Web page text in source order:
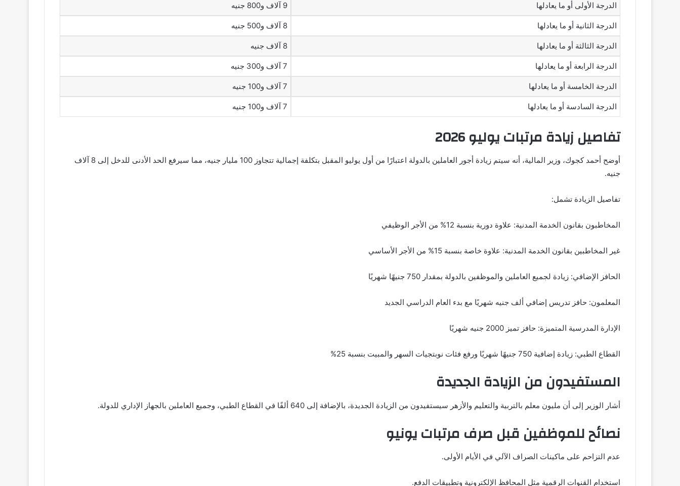
الدرجة الأولى أو ما يعادلها 9 آلاف و800 جنيه
الدرجة الثانية أو ما يعادلها 8 آلاف و500 جنيه
الدرجة الثالثة أو ما يعادلها 8 آلاف جنيه
الدرجة الرابعة أو ما يعادلها 7 آلاف و300 جنيه
الدرجة الخامسة أو ما يعادلها 7 آلاف و100 جنيه
الدرجة السادسة أو ما يعادلها 7 آلاف و100 جنيه
تفاصيل زيادة مرتبات يوليو 2026
أوضح أحمد كجوك، وزير المالية، أنه سيتم زيادة أجور العاملين بالدولة اعتبارًا من أول يوليو المقبل بتكلفة إجمالية تتجاوز 100 مليار جنيه، مما سيرفع الحد الأدنى للدخل إلى 8 آلاف
جنيه.
تفاصيل الزيادة تشمل:
المخاطبون بقانون الخدمة المدنية: علاوة دورية بنسبة 12% من الأجر الوظيفي
غير المخاطبين بقانون الخدمة المدنية: علاوة خاصة بنسبة 15% من الأجر الأساسي
الحافز الإضافي: زيادة لجميع العاملين والموظفين بالدولة بمقدار 750 جنيهًا شهريًا
المعلمون: حافز تدريس إضافي ألف جنيه شهريًا مع بدء العام الدراسي الجديد
الإدارة المدرسية المتميزة: حافز تميز 2000 جنيه شهريًا
القطاع الطبي: زيادة إضافية 750 جنيهًا شهريًا ورفع فئات نوبتجيات السهر والمبيت بنسبة 25%
المستفيدون من الزيادة الجديدة
أشار الوزير إلى أن مليون معلم بالتربية والتعليم والأزهر سيستفيدون من الزيادة الجديدة، بالإضافة إلى 640 ألفًا في القطاع الطبي، وجميع العاملين بالجهاز الإداري للدولة.
نصائح للموظفين قبل صرف مرتبات يونيو
عدم التزاحم على ماكينات الصراف الآلي في الأيام الأولى.
استخدام القنوات الرقمية مثل المحافظ الإلكترونية وتطبيقات الدفع.